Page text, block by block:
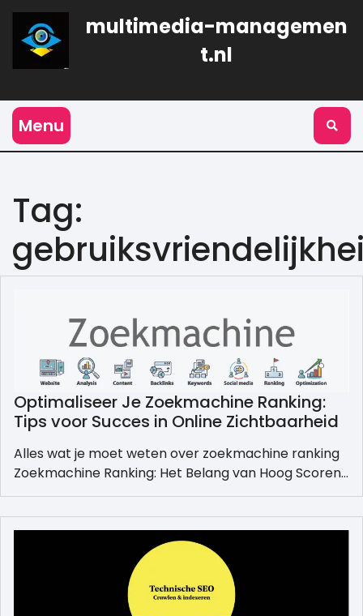
Naar
inhoud
gaan
multimedia-managemen
t.nl
Menu
Tag:
Optimaliseer Je Zoekmachine Ranking:
Tips voor Succes in Online Zichtbaarheid
Alles wat je moet weten over zoekmachine ranking
Zoekmachine Ranking: Het Belang van Hoog Scoren…